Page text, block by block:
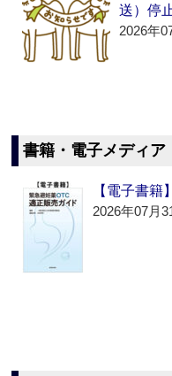
送）停
2026年
書籍・電子メディア
【電子書
2026年07月